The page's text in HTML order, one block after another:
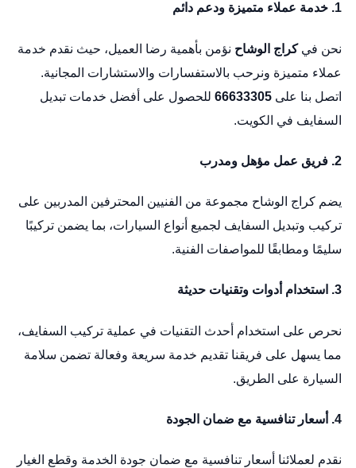
1. خدمة عملاء متميزة ودعم دائم
نحن فيكراج الوشاح نؤمن بأهمية رضا العميل، حيث نقدم خدمة
عملاء متميزة ونرحب بالاستفسارات والاستشارات المجانية.
اتصل بنا على 66633305للحصول على أفضل خدمات تبديل
السفايف في الكويت.
2. فريق عمل مؤهل ومدرب
يضم كراج الوشاح مجموعة من الفنيين المحترفين المدربين على
تركيب وتبديل السفايف لجميع أنواع السيارات، بما يضمن تركيبًا
سليمًا ومطابقًا للمواصفات الفنية.
3. استخدام أدوات وتقنيات حديثة
نحرص على استخدام أحدث التقنيات في عملية تركيب السفايف،
مما يسهل على فريقنا تقديم خدمة سريعة وفعالة تضمن سلامة
السيارة على الطريق.
4. أسعار تنافسية مع ضمان الجودة
نقدم لعملائنا أسعار تنافسية مع ضمان جودة الخدمة وقطع الغيار